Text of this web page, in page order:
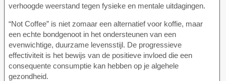
verhoogde weerstand tegen fysieke en mentale uitdagingen.
“Not Coffee” is niet zomaar een alternatief voor koffie, maar
een echte bondgenoot in het ondersteunen van een
evenwichtige, duurzame levensstijl. De progressieve
effectiviteit is het bewijs van de positieve invloed die een
consequente consumptie kan hebben op je algehele
gezondheid.